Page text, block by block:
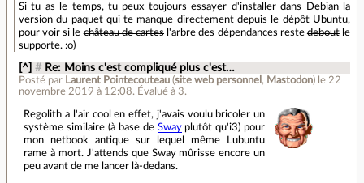
Si tu as le temps, tu peux toujours essayer d'installer dans Debian la
version du paquet qui te manque directement depuis le dépôt Ubuntu,
pour voir si lechâteau de cartes l'arbre des dépendances restedeboutle
supporte. :o)
[^] # Re: Moins c'est compliqué plus c'est…
Posté par Laurent Pointecouteau (site web personnel , Mastodon) le 22
novembre 2019 à 12:08. Évalué à 3.
Regolith a l'air cool en effet, j'avais voulu bricoler un
système similaire (à base de Swayplutôt qu'i3) pour
mon netbook antique sur lequel même Lubuntu
rame à mort. J'attends que Sway mûrisse encore un
peu avant de me lancer là-dedans.